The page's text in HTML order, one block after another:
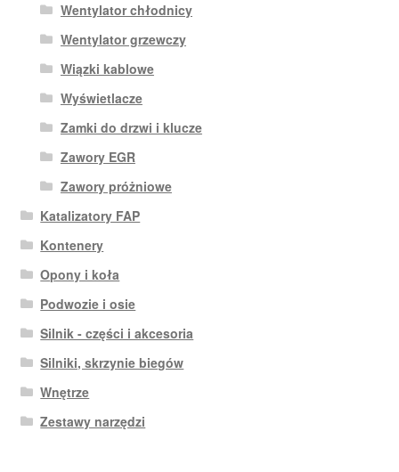
Wentylator chłodnicy
Wentylator grzewczy
Wiązki kablowe
Wyświetlacze
Zamki do drzwi i klucze
Zawory EGR
Zawory próżniowe
Katalizatory FAP
Kontenery
Opony i koła
Podwozie i osie
Silnik - części i akcesoria
Silniki, skrzynie biegów
Wnętrze
Zestawy narzędzi